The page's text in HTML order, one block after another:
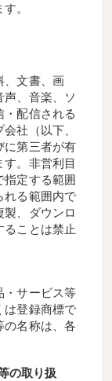
。
、文書、画
声、音楽、ソ
・配信される
社（以下、
に第三者が有
。非営利目
指定する範囲
れる範囲内で
製、ダウンロ
ることは禁止
・サービス等
は登録商標で
の名称は、各
の取り扱